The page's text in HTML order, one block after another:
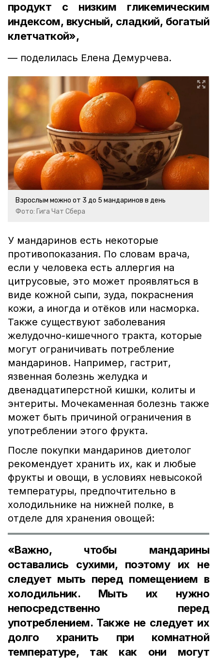
продукт с низким гликемическим
индексом, вкусный, сладкий, богатый
клетчаткой»,
–– поделилась Елена Демурчева.
Взрослым можно от 3 до 5 мандаринов в день
Фото: Гига Чат Сбера
У мандаринов есть некоторые
противопоказания. По словам врача,
если у человека есть аллергия на
цитрусовые, это может проявляться в
виде кожной сыпи, зуда, покраснения
кожи, а иногда и отёков или насморка.
Также существуют заболевания
желудочно-кишечного тракта, которые
могут ограничивать потребление
мандаринов. Например, гастрит,
язвенная болезнь желудка и
двенадцатиперстной кишки, колиты и
энтериты. Мочекаменная болезнь также
может быть причиной ограничения в
употреблении этого фрукта.
После покупки мандаринов диетолог
рекомендует хранить их, как и любые
фрукты и овощи, в условиях невысокой
температуры, предпочтительно в
холодильнике на нижней полке, в
отделе для хранения овощей:
«Важно, чтобы мандарины
оставались сухими, поэтому их не
следует мыть перед помещением в
холодильник. Мыть их нужно
непосредственно перед
употреблением. Также не следует их
долго хранить при комнатной
температуре, так как они могут